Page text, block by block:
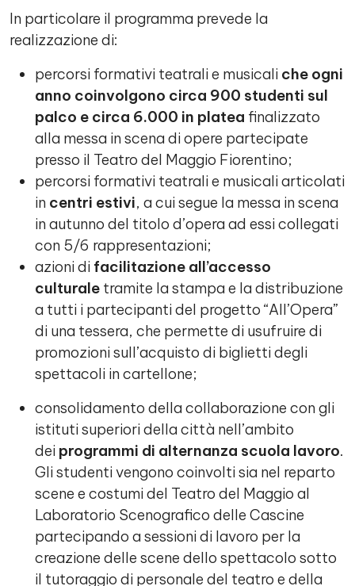
In particolare il programma prevede la
realizzazione di:
percorsi formativi teatrali e musicali che ogni
anno coinvolgono circa 900 studenti sul
palco e circa 6.000 in platea finalizzato
alla messa in scena di opere partecipate
presso il Teatro del Maggio Fiorentino;
percorsi formativi teatrali e musicali articolati
in centri estivi, a cui segue la messa in scena
in autunno del titolo d’opera ad essi collegati
con 5/6 rappresentazioni;
azioni di facilitazione all’accesso
culturale tramite la stampa e la distribuzione
a tutti i partecipanti del progetto “All’Opera”
di una tessera, che permette di usufruire di
promozioni sull’acquisto di biglietti degli
spettacoli in cartellone;
consolidamento della collaborazione con gli
istituti superiori della città nell’ambito
dei programmi di alternanza scuola lavoro.
Gli studenti vengono coinvolti sia nel reparto
scene e costumi del Teatro del Maggio al
Laboratorio Scenografico delle Cascine
partecipando a sessioni di lavoro per la
creazione delle scene dello spettacolo sotto
il tutoraggio di personale del teatro e della